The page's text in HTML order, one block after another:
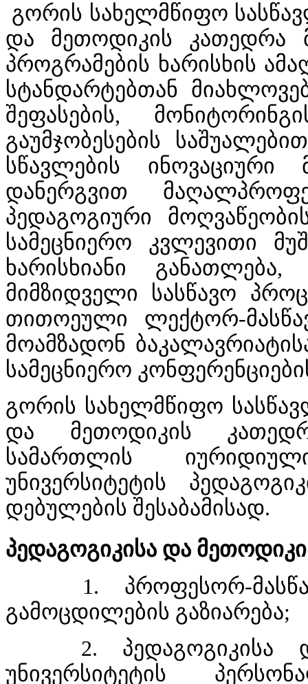
გორის სახელმწიფო
და მეთოდიკის კათედრა
პროგრამების ხარისხის
სტანდარტებთან
შეფასების,
გაუმჯობესების
სწავლების ინოვაციური
დანერგვით
პედაგოგიური
სამეცნიერო კვლევითი
ხარისხიანი
მიმზიდველი სასწავო
თითოეული ლექტორ-
მოამზადონ
სამეცნიერო
გორის სახელმწიფო
და მეთოდიკის
სამართლის
უნივერსიტეტის
დებულების შესაბამისად.
პედაგოგიკისა და
1. პროფესორ-
გამოცდილების გაზიარება;
2. პედაგოგიკისა და
უნივერსიტეტის